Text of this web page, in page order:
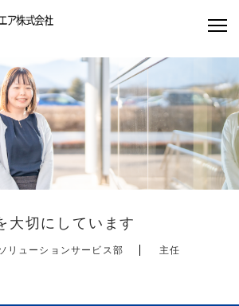
大切にしています
リューションサービス部 主任